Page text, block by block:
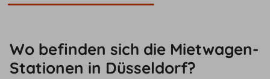
Wo befinden sich die Mietwagen-
Stationen in Düsseldorf?